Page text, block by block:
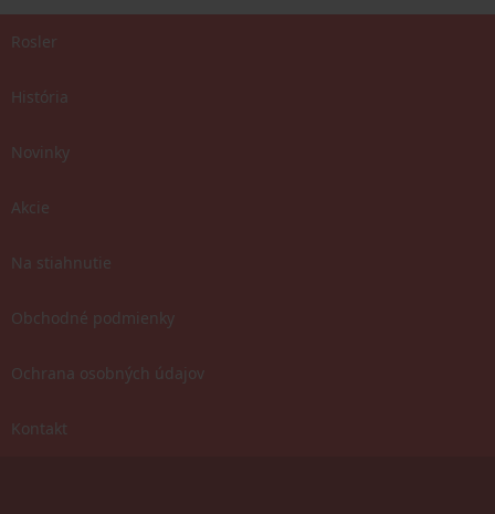
Rosler
História
Novinky
Akcie
Na stiahnutie
Obchodné podmienky
Ochrana osobných údajov
Kontakt